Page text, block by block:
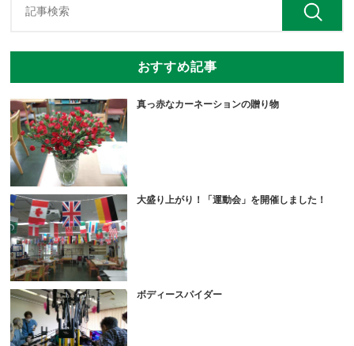
おすすめ記事
真っ赤なカーネーションの贈り物
大盛り上がり！「運動会」を開催しました！
ボディースパイダー